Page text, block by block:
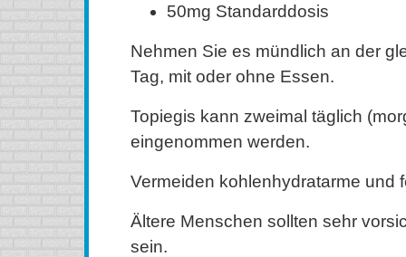
50mg Standarddosis
Nehmen Sie es mündlich an der
Tag, mit oder ohne Essen.
Topiegis kann zweimal täglich
eingenommen werden.
Vermeiden kohlenhydratarme und
Ältere Menschen sollten sehr
sein.